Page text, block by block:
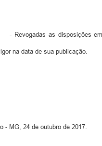
- Revogadas as disposições
na data de sua publicação.
- MG, 24 de outubro de 2017.